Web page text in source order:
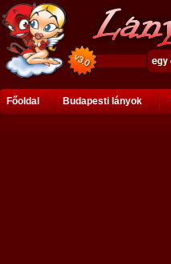
Főoldal Budapesti lányok